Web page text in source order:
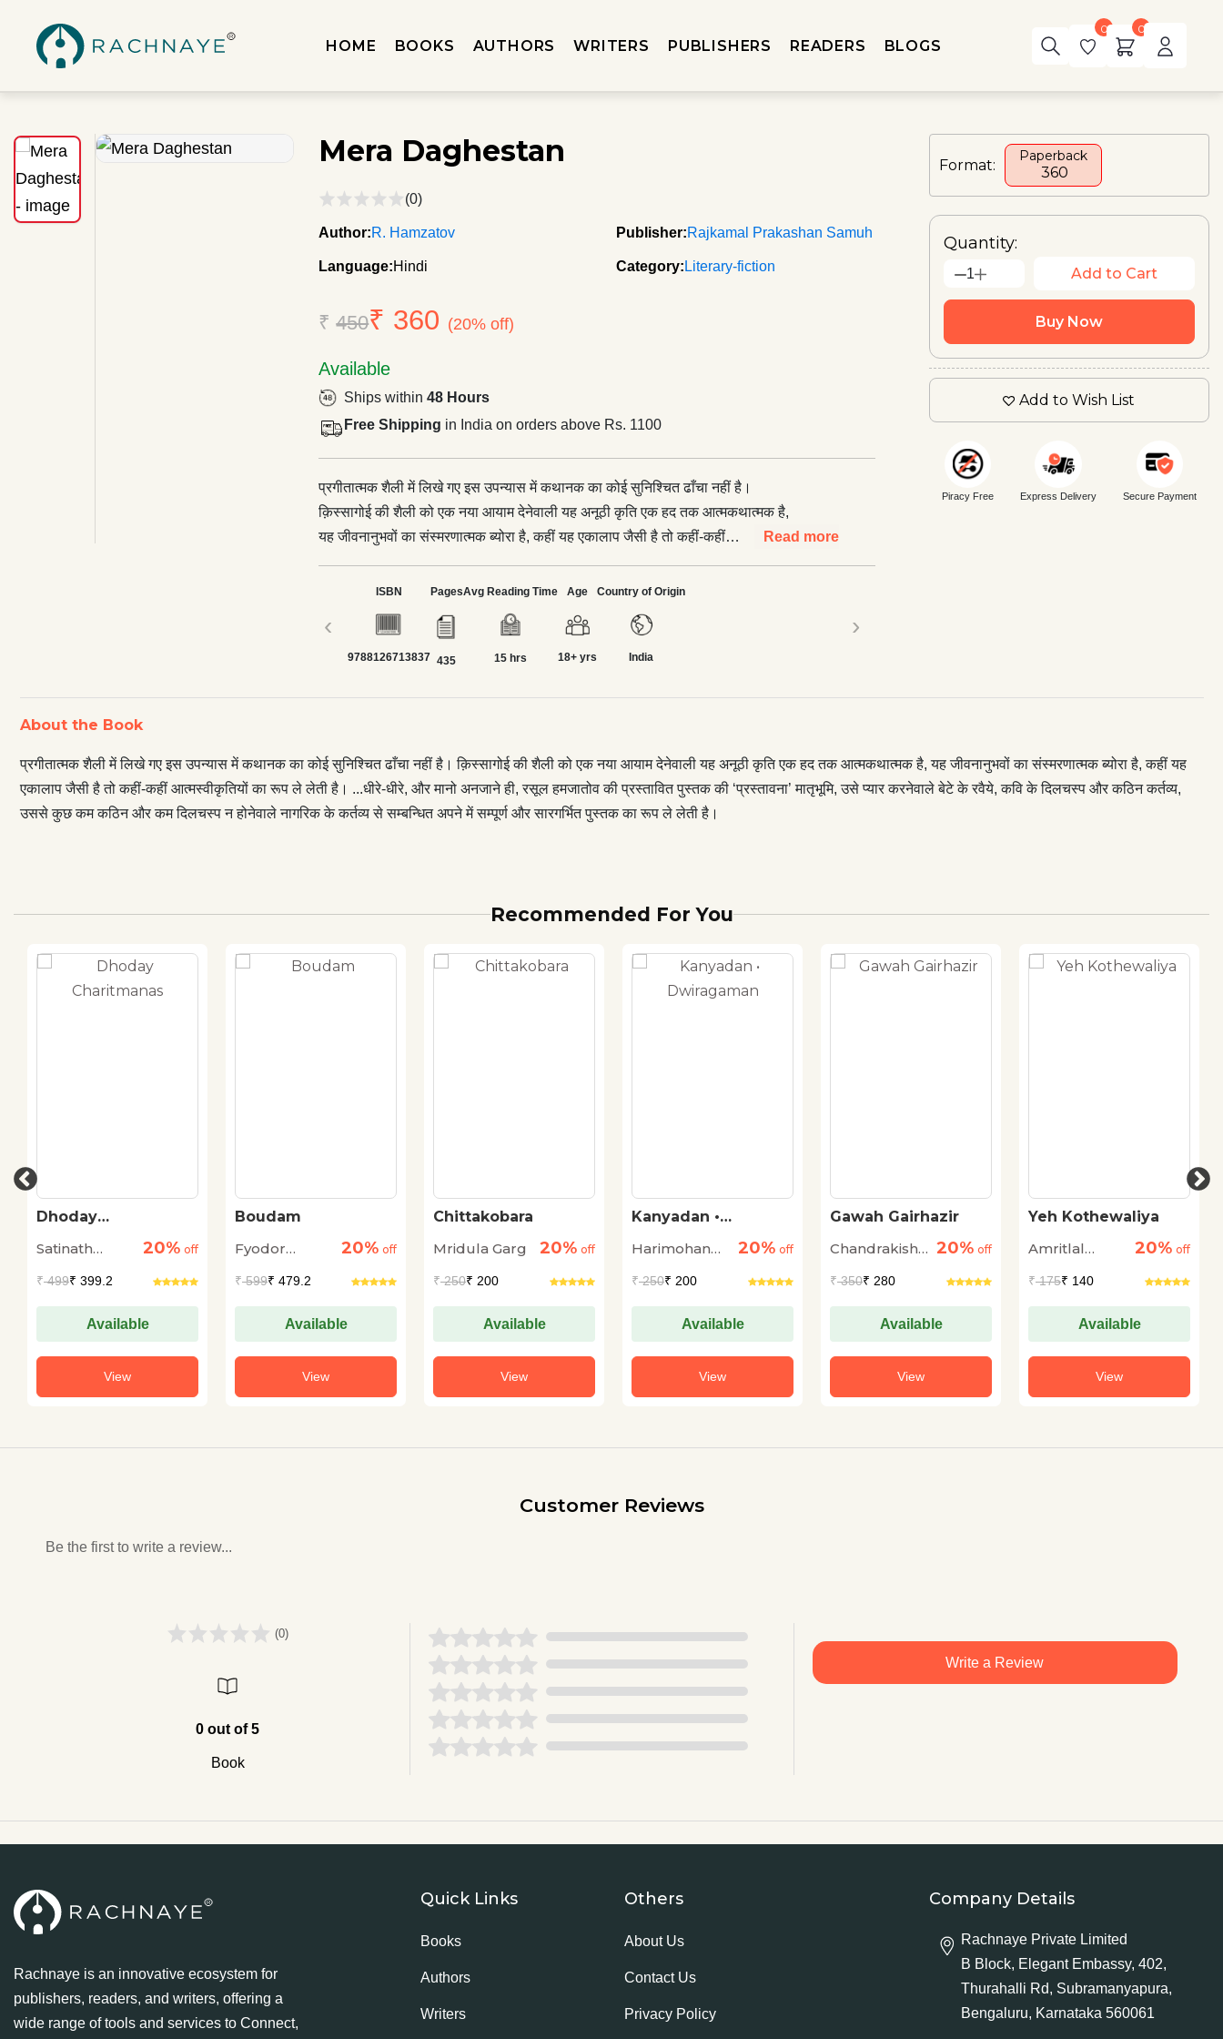
HOME BOOKS AUTHORS WRITERS PUBLISHERS READERS BLOGS
0 0
Mera Daghestan
(0)
Author:R. Hamzatov Publisher:Rajkamal Prakashan Samuh
Language:Hindi Category: Literary-fiction
₹450₹ 360 (20% off)
Available
Ships within48 Hours
Free Shipping in India on orders above Rs. 1100
प्रगीतात्मक शैली में लिखे गए इस उपन्यास में कथानक का कोई सुनिश्चित ढाँचा नहीं है।
क़िस्सागोई की शैली को एक नया आयाम देनेवाली यह अनूठी कृति एक हद तक आत्मकथात्मक है,
यह जीवनानुभवों का संस्मरणात्मक ब्योरा है, कहीं यह एकालाप जैसी है तो कहीं-कहीं
प्रस्तावित पुस्तक की ‘प्रस्तावना’ मातृभूमि, उसे प्यार करनेवाले बेटे के रवैये, कवि के दिलचस्प
और कठिन कर्तव्य, उससे कुछ कम कठिन और कम दिलचस्प न होनेवाले नागरिक के कर्तव्य से
सम्बन्धित अपने में सम्पूर्ण और सारगर्भित पुस्तक का रूप ले लेती है।
Read more
‹
ISBN
9788126713837
Pages
435
Avg Reading Time
15 hrs
Age
18+ yrs
Country of Origin
India
›
Format:
Paperback
₹ 360
Quantity:
1 Add to Cart
Buy Now
Add to Wish List
Piracy Free Express Delivery Secure Payment
About the Book
प्रगीतात्मक शैली में लिखे गए इस उपन्यास में कथानक का कोई सुनिश्चित ढाँचा नहीं है। क़िस्सागोई की शैली को एक नया आयाम देनेवाली यह अनूठी कृति एक हद तक आत्मकथात्मक है, यह जीवनानुभवों का संस्मरणात्मक ब्योरा है, कहीं यह
एकालाप जैसी है तो कहीं-कहीं आत्मस्वीकृतियों का रूप ले लेती है। ...धीरे-धीरे, और मानो अनजाने ही, रसूल हमजातोव की प्रस्तावित पुस्तक की ‘प्रस्तावना’ मातृभूमि, उसे प्यार करनेवाले बेटे के रवैये, कवि के दिलचस्प और कठिन कर्तव्य,
उससे कुछ कम कठिन और कम दिलचस्प न होनेवाले नागरिक के कर्तव्य से सम्बन्धित अपने में सम्पूर्ण और सारगर्भित पुस्तक का रूप ले लेती है।
Recommended For You
Dhoday
Satinath
20% off
₹499₹ 399.2
Available
View
Boudam
Fyodor
20% off
₹599₹ 479.2
Available
View
Chittakobara
Mridula Garg
20% off
₹250₹ 200
Available
View
Kanyadan •
Harimohan
20% off
₹250₹ 200
Available
View
Gawah Gairhazir
Chandrakishore20% off
₹350₹ 280
Available
View
Yeh Kothewaliya
Amritlal
20% off
₹175₹ 140
Available
View
Customer Reviews
Be the first to write a review...
(0)
0 out of 5
Book
Write a Review
Rachnaye is an innovative ecosystem for
publishers, readers, and writers, offering a
wide range of tools and services to Connect,
Quick Links
Books
Authors
Writers
Others
About Us
Contact Us
Privacy Policy
Company Details
Rachnaye Private Limited
B Block, Elegant Embassy, 402,
Thurahalli Rd, Subramanyapura,
Bengaluru, Karnataka 560061